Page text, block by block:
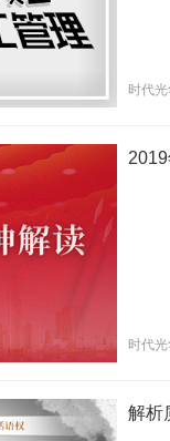
时代
时代
解析